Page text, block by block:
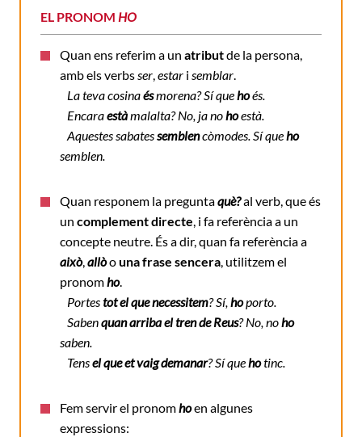
EL PRONOM HO
Quan ens referim a un atributde la persona,
amb els verbsser,estar i semblar.
La teva cosinaésmorena? Sí quehoés.
Encaraestàmalalta? No, ja nohoestà.
Aquestes sabatessemblencòmodes. Sí queho
semblen.
Quan responem la preguntaquè?al verb, que és
un complement directe, i fa referència a un
concepte neutre. És a dir, quan fa referència a
això,allòouna frase sencera, utilitzem el
pronomho.
Portestot el que necessitem? Sí,hoporto.
Sabenquan arriba el tren de Reus? No, noho
saben.
Tensel que et vaig demanar? Sí quehotinc.
Fem servir el pronomhoen algunes
expressions: